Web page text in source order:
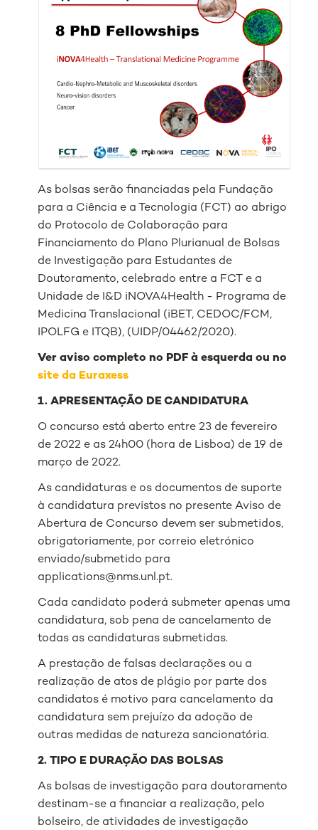
As bolsas serão financiadas pela Fundação
para a Ciência e a Tecnologia (FCT) ao abrigo
do Protocolo de Colaboração para
Financiamento do Plano Plurianual de Bolsas
de Investigação para Estudantes de
Doutoramento, celebrado entre a FCT e a
Unidade de I&D iNOVA4Health - Programa de
Medicina Translacional (iBET, CEDOC/FCM,
IPOLFG e ITQB), (UIDP/04462/2020).
Ver aviso completo no PDF à esquerda ou no
site da Euraxess
1. APRESENTAÇÃO DE CANDIDATURA
O concurso está aberto entre 23 de fevereiro
de 2022 e as 24h00 (hora de Lisboa) de 19 de
março de 2022.
As candidaturas e os documentos de suporte
à candidatura previstos no presente Aviso de
Abertura de Concurso devem ser submetidos,
obrigatoriamente, por correio eletrónico
enviado/submetido para
applications@nms.unl.pt.
Cada candidato poderá submeter apenas uma
candidatura, sob pena de cancelamento de
todas as candidaturas submetidas.
A prestação de falsas declarações ou a
realização de atos de plágio por parte dos
candidatos é motivo para cancelamento da
candidatura sem prejuízo da adoção de
outras medidas de natureza sancionatória.
2. TIPO E DURAÇÃO DAS BOLSAS
As bolsas de investigação para doutoramento
destinam-se a financiar a realização, pelo
bolseiro, de atividades de investigação